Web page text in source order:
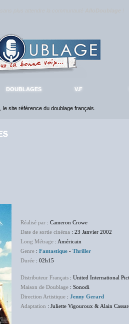
DOUBLAGES V.F
, le site référence du doublage français.
Réalisé par : Cameron Crowe
Date de sortie cinéma : 23 Janvier 2002
Long Métrage : Américain
Genre : Fantastique - Thriller
Durée : 02h15
Distributeur Français : United International
Maison de Doublage : Sonodi
Direction Artistique : Jenny Gerard
Adaptation : Juliette Vigouroux & Alain